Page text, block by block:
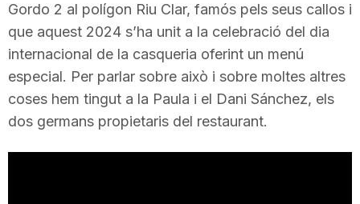
t
a
Gordo 2 al polígon Riu Clar, famós pels seus callos i
que aquest 2024 s’ha unit a la celebració del dia
internacional de la casqueria oferint un menú
especial. Per parlar sobre això i sobre moltes altres
coses hem tingut a la Paula i el Dani Sánchez, els
dos germans propietaris del restaurant.